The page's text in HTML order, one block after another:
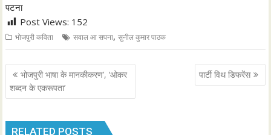
पटना
Post Views: 152
भोजपुरी कविता सवाल आ सपना,सुनील कुमार पाठक
P
o
t
भोजपुरी भाषा के मानकीकरण’, ‘ओकर
शब्दन के एकरूपता’
पार्टी विथ डिफरेंस
RELATED POSTS